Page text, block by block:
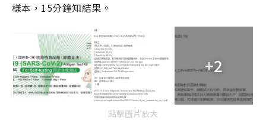
樣本，15分鐘知結果。
+2
點擊圖片放大